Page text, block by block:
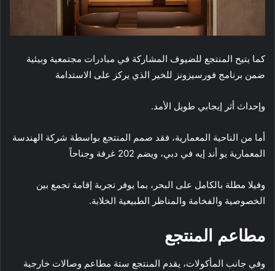
كما يتيح المنتجع للضيوف المشاركة في مبادرات مجتمعية وبيئية
ضمن برنامج فورسيزونز للخير الذي يركز على الاستدامة
وإحداث أثر إيجابي طويل الأمد.
أما من الناحية المعمارية، فقد صمم المنتجع بواسطة شركة الهندسة
المعمارية يو أند إيه في دبي، ويضم 202 غرفة وجناحاً
وفيلا مطلة بالكامل على البحر، بما يوفر تجربة إقامة تجمع بين
الخصوصية والفخامة والمناظر الطبيعية الخلابة.
مطاعم المنتجع
وفي جانب المأكولات، يقدم المنتجع ستة مطاعم وصالات خارجية